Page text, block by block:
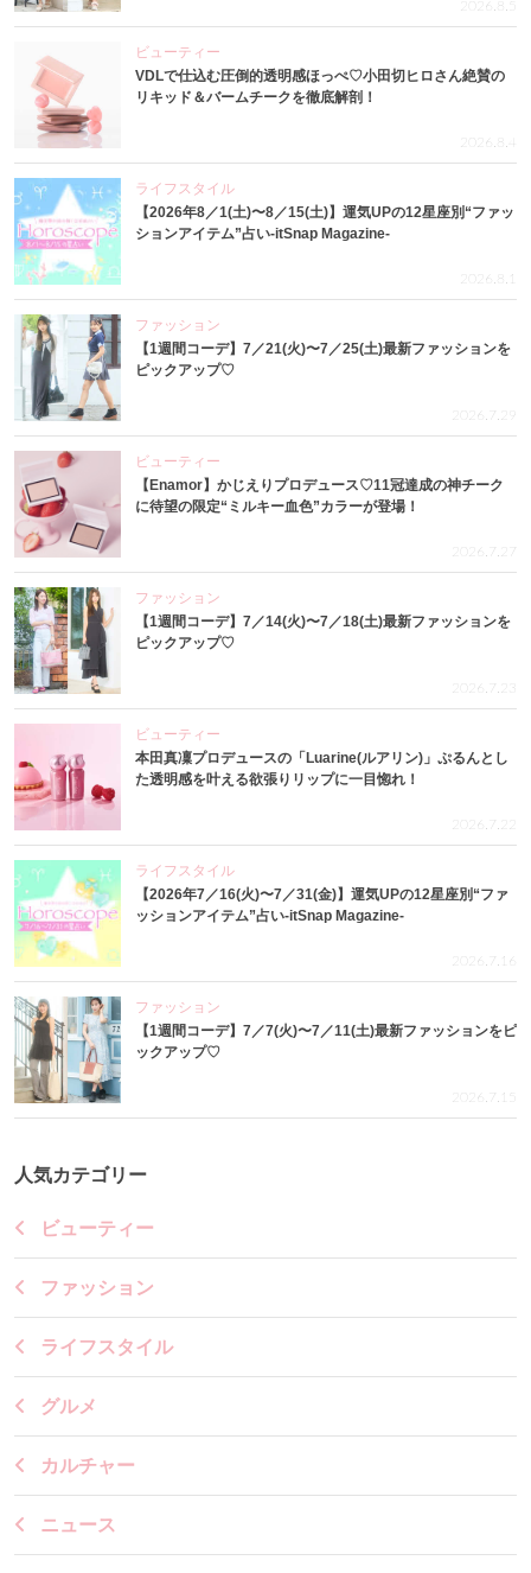
2026.8.5
ビューティー
VDLで仕込む圧倒的透明感ほっぺ♡小田切ヒロさん絶賛の
リキッド＆バームチークを徹底解剖！
2026.8.4
ライフスタイル
【2026年8／1(土)〜8／15(土)】運気UPの12星座別“ファッ
ションアイテム”占い-itSnap Magazine-
2026.8.1
ファッション
【1週間コーデ】7／21(火)〜7／25(土)最新ファッションを
ピックアップ♡
2026.7.29
ビューティー
【Enamor】かじえりプロデュース♡11冠達成の神チーク
に待望の限定“ミルキー血色”カラーが登場！
2026.7.27
ファッション
【1週間コーデ】7／14(火)〜7／18(土)最新ファッションを
ピックアップ♡
2026.7.23
ビューティー
本田真凜プロデュースの「Luarine(ルアリン)」ぷるんとし
た透明感を叶える欲張りリップに一目惚れ！
2026.7.22
ライフスタイル
【2026年7／16(火)〜7／31(金)】運気UPの12星座別“ファ
ッションアイテム”占い-itSnap Magazine-
2026.7.16
ファッション
【1週間コーデ】7／7(火)〜7／11(土)最新ファッションをピ
ックアップ♡
2026.7.15
人気カテゴリー
ビューティー
ファッション
ライフスタイル
グルメ
カルチャー
ニュース